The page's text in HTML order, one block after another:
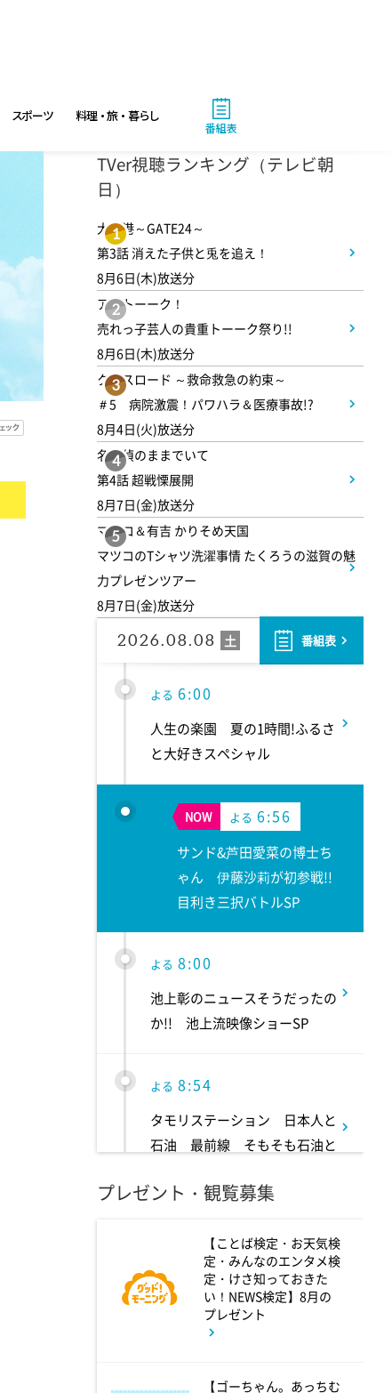
スポーツ 料理・旅・暮らし
番組表
TVer視聴ランキング（テレビ朝
日）
1
大空港～GATE24～
第3話 消えた子供と兎を追え！
8月6日(木)放送分
2
アメトーーク！
売れっ子芸人の貴重トーーク祭り!!
8月6日(木)放送分
3
クロスロード ～救命救急の約束～
＃5 病院激震！パワハラ＆医療事故!?
8月4日(火)放送分
4
名探偵のままでいて
第4話 超戦慄展開
8月7日(金)放送分
5
マツコ＆有吉 かりそめ天国
マツコのTシャツ洗濯事情 たくろうの滋賀の魅
力プレゼンツアー
8月7日(金)放送分
2026.08.08 土 番組表
午後
平の休日に密着!呼び出した仲
午後 4:00
バチバチSTAR
午後 4:30
クレヨンしんちゃん 【スワン
ボート伝説だゾ】
午後 5:00
ドラえもん 【ウラメシズキ
ン】ほか
午後 5:30
ANNスーパーJチャンネル
よる 6:00
人生の楽園 夏の1時間!ふるさ
と大好きスペシャル
NOW よる 6:56
サンド&芦田愛菜の博士ち
ゃん 伊藤沙莉が初参戦!!
目利き三択バトルSP
よる 8:00
池上彰のニュースそうだったの
か!! 池上流映像ショーSP
よる 8:54
タモリステーション 日本人と
石油 最前線 そもそも石油と
サタデーステーション
10:52
プレゼント・観覧募集
【ことば検定・お天気検
定・みんなのエンタメ検
定・けさ知っておきた
い！NEWS検定】8月の
プレゼント
【ゴーちゃん。あっちむ